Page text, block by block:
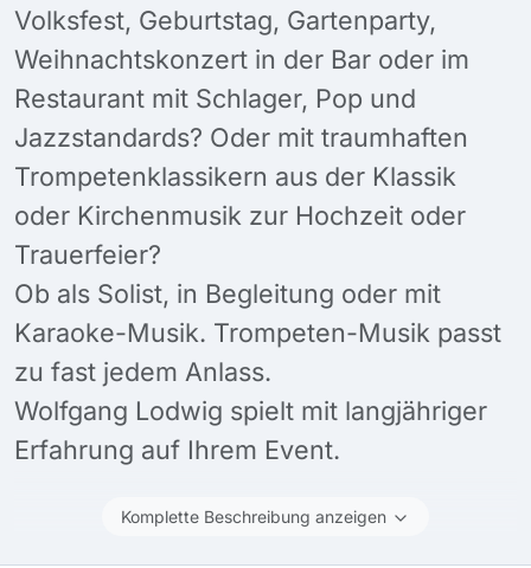
Volksfest, Geburtstag, Gartenparty,
Weihnachtskonzert in der Bar oder im
Restaurant mit Schlager, Pop und
Jazzstandards? Oder mit traumhaften
Trompetenklassikern aus der Klassik
oder Kirchenmusik zur Hochzeit oder
Trauerfeier?
Ob als Solist, in Begleitung oder mit
Karaoke-Musik. Trompeten-Musik passt
zu fast jedem Anlass.
Wolfgang Lodwig spielt mit langjähriger
Erfahrung auf Ihrem Event.
Komplette Beschreibung anzeigen